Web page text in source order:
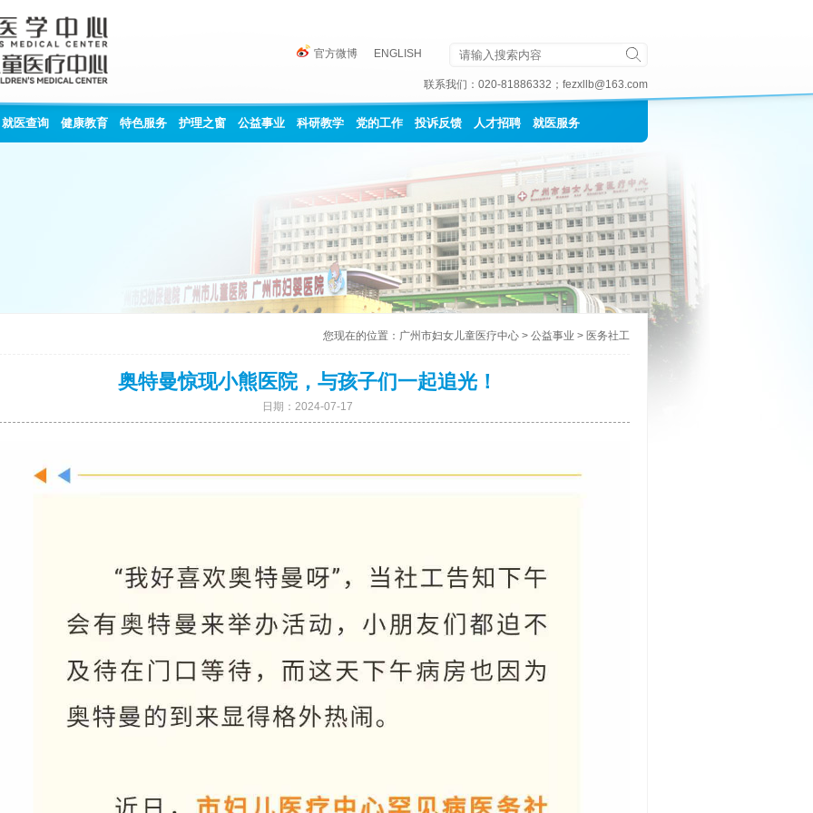
官方微博 ENGLISH
联系我们： 020-81886332 ； fezxllb@163.com
就医查询 健康教育 特色服务 护理之窗 公益事业 科研教学 党的工作 投诉反馈 人才招聘 就医服务
您现在的位置： 广州市妇女儿童医疗中心 > 公益事业 > 医务社工
奥特曼惊现小熊医院，与孩子们一起追光！
日期： 2024-07-17